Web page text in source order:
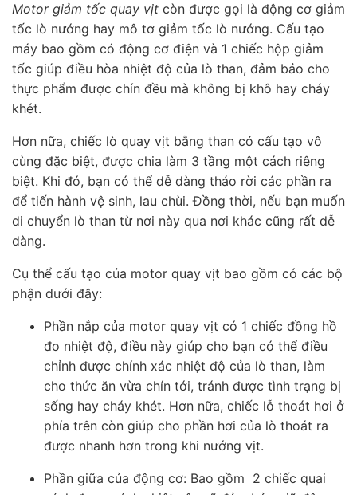
Motor giảm tốc quay vịt còn được gọi là động cơ giảm
tốc lò nướng hay mô tơ giảm tốc lò nướng. Cấu tạo
máy bao gồm có động cơ điện và 1 chiếc hộp giảm
tốc giúp điều hòa nhiệt độ của lò than, đảm bảo cho
thực phẩm được chín đều mà không bị khô hay cháy
khét.
Hơn nữa, chiếc lò quay vịt bằng than có cấu tạo vô
cùng đặc biệt, được chia làm 3 tầng một cách riêng
biệt. Khi đó, bạn có thể dễ dàng tháo rời các phần ra
để tiến hành vệ sinh, lau chùi. Đồng thời, nếu bạn muốn
di chuyển lò than từ nơi này qua nơi khác cũng rất dễ
dàng.
Cụ thể cấu tạo của motor quay vịt bao gồm có các bộ
phận dưới đây:
Phần nắp của motor quay vịt có 1 chiếc đồng hồ
đo nhiệt độ, điều này giúp cho bạn có thể điều
chỉnh được chính xác nhiệt độ của lò than, làm
cho thức ăn vừa chín tới, tránh được tình trạng bị
sống hay cháy khét. Hơn nữa, chiếc lỗ thoát hơi ở
phía trên còn giúp cho phần hơi của lò thoát ra
được nhanh hơn trong khi nướng vịt.
Phần giữa của động cơ: Bao gồm 2 chiếc quai